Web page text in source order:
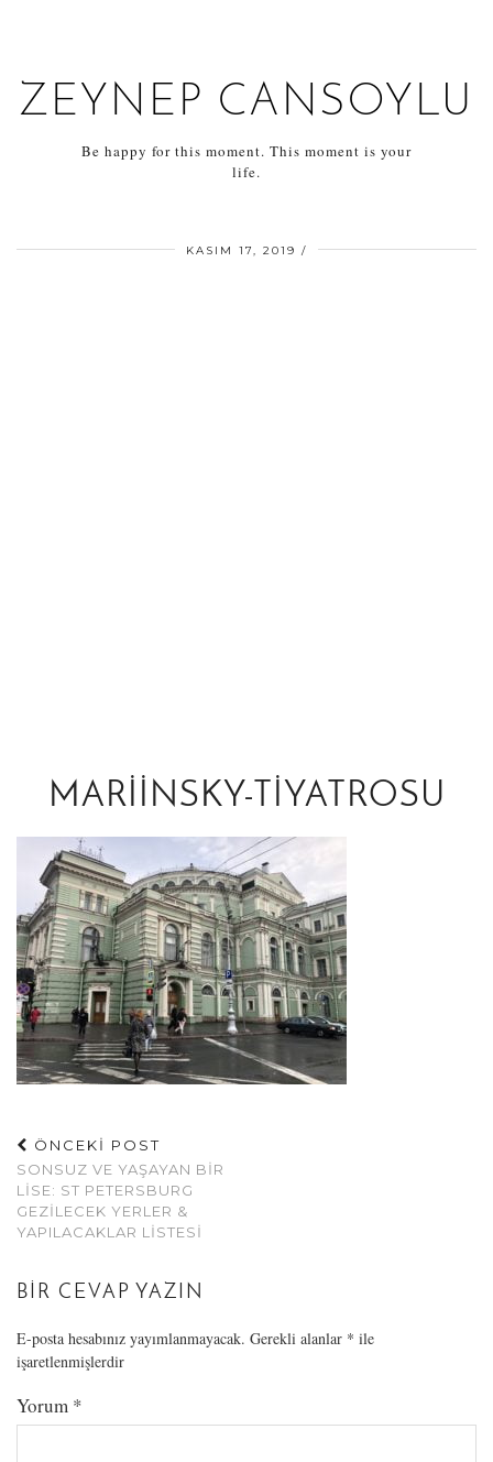
ZEYNEP CANSOYLU
Be happy for this moment. This moment is your
life.
KASIM 17, 2019
MARIINSKY-TIYATROSU
ÖNCEKİ POST
SONSUZ VE YAŞAYAN BIR
LISE: ST PETERSBURG
GEZILECEK YERLER &
YAPILACAKLAR LISTESI
BIR CEVAP YAZIN
E-posta hesabınız yayımlanmayacak. Gerekli alanlar * ile
işaretlenmişlerdir
Yorum *